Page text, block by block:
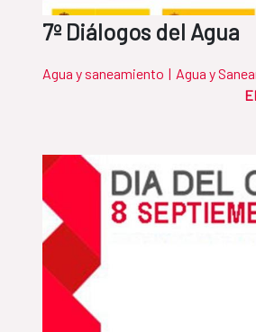
7º Diálogos del Agua
Agua y saneamiento | Agua y